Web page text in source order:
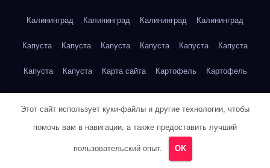
Калининград Калининград Калининград Калининград
Капуста Капуста Капуста Капуста Капуста Капуста
Капуста Капуста Карта сайта Картофель Картофель
Кейптаун
Кейптаун Кейптаун Кейптаун
Этот сайт использует куки-файлы и другие технологии, чтобы
помочь вам в навигации, а также предоставить лучший
пользовательский опыт. OK